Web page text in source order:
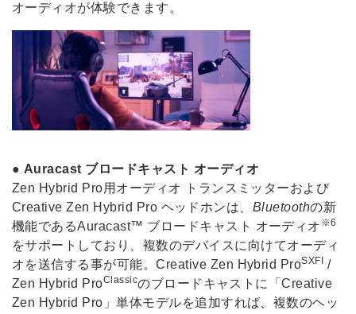
オーディオが体験できます。
● Auracast ブロードキャスト オーディオ
Zen Hybrid Pro用オーディオ トランスミッターおよび
Creative Zen Hybrid Pro ヘッドホンは、 Bluetoothの新
機能であるAuracast™ ブロードキャスト オーディオ ※6
をサポートしており、複数のデバイスに向けてオーディ
オを送信する事が可能。Creative Zen Hybrid ProSXFI
/
Zen Hybrid ProClassicのブロードキャストに「Creative
Zen Hybrid Pro」単体モデルを追加すれば、複数のヘッ